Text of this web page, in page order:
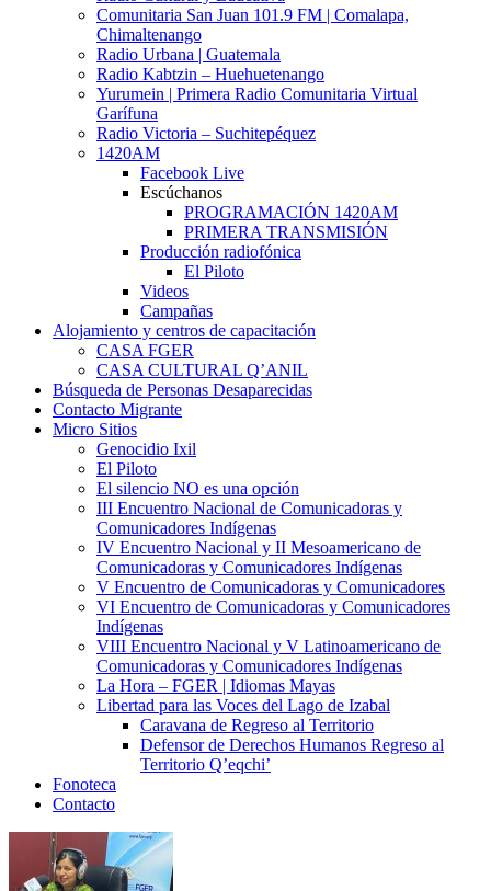
Comunitaria San Juan 101.9 FM | Comalapa,
Chimaltenango
Radio Urbana | Guatemala
Radio Kabtzin – Huehuetenango
Yurumein | Primera Radio Comunitaria Virtual
Garífuna
Radio Victoria – Suchitepéquez
1420AM
Facebook Live
Escúchanos
PROGRAMACIÓN 1420AM
PRIMERA TRANSMISIÓN
Producción radiofónica
El Piloto
Videos
Campañas
Alojamiento y centros de capacitación
CASA FGER
CASA CULTURAL Q’ANIL
Búsqueda de Personas Desaparecidas
Contacto Migrante
Micro Sitios
Genocidio Ixil
El Piloto
El silencio NO es una opción
III Encuentro Nacional de Comunicadoras y
Comunicadores Indígenas
IV Encuentro Nacional y II Mesoamericano de
Comunicadoras y Comunicadores Indígenas
V Encuentro de Comunicadoras y Comunicadores
VI Encuentro de Comunicadoras y Comunicadores
Indígenas
VIII Encuentro Nacional y V Latinoamericano de
Comunicadoras y Comunicadores Indígenas
La Hora – FGER | Idiomas Mayas
Libertad para las Voces del Lago de Izabal
Caravana de Regreso al Territorio
Defensor de Derechos Humanos Regreso al
Territorio Q’eqchi’
Fonoteca
Contacto